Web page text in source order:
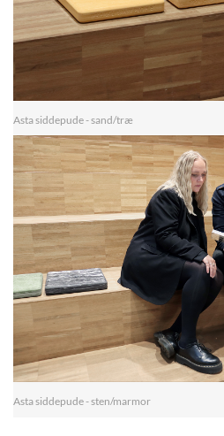
Asta siddepude - sand/træ
Asta siddepude - sten/marmor